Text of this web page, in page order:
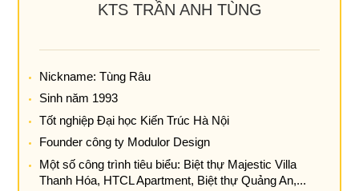
KTS TRẦN ANH TÙNG
Nickname: Tùng Râu
Sinh năm 1993
Tốt nghiệp Đại học Kiến Trúc Hà Nội
Founder công ty Modulor Design
Một số công trình tiêu biểu: Biệt thự Majestic Villa
Thanh Hóa, HTCL Apartment, Biệt thự Quảng An,...